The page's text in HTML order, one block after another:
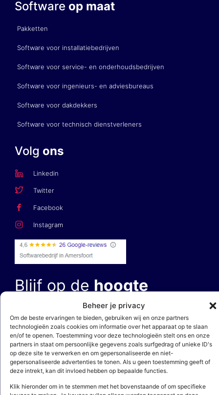
Beheer je privacy
Om de beste ervaringen te bieden, gebruiken wij en onze partners
technologieën zoals cookies om informatie over het apparaat op te slaan
en/of te openen. Toestemming voor deze technologieën stelt ons en onze
partners in staat om persoonlijke gegevens zoals surfgedrag of unieke ID's
op deze site te verwerken en om gepersonaliseerde en niet-
gepersonaliseerde advertenties te tonen. Als u geen toestemming geeft of
deze intrekt, kan dit invloed hebben op bepaalde functies.
Klik hieronder om in te stemmen met het bovenstaande of om specifieke
Software op maat
Pakketten
Software voor installatiebedrijven
Software voor service- en onderhoudsbedrijven
Software voor ingenieurs- en adviesbureaus
Software voor dakdekkers
Software voor technisch dienstverleners
Volg ons
Linkedin
Twitter
Facebook
Instagram
Blijf op de hoogte
onzeprivacy- en cookieverklaring. Deze site wordt beschermd door